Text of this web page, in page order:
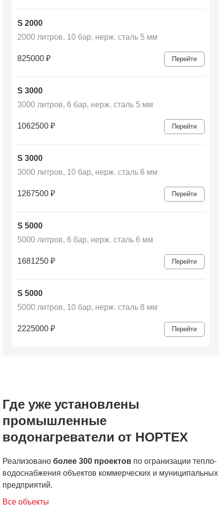
S 2000
2000 литров, 10 бар, нерж. сталь 5 мм
825000 ₽ Перейти
S 3000
3000 литров, 6 бар, нерж. сталь 5 мм
1062500 ₽ Перейти
S 3000
3000 литров, 10 бар, нерж. сталь 6 мм
1267500 ₽ Перейти
S 5000
5000 литров, 6 бар, нерж. сталь 6 мм
1681250 ₽ Перейти
S 5000
5000 литров, 10 бар, нерж. сталь 8 мм
2225000 ₽ Перейти
Где уже установлены
промышленные
водонагреватели от НОРТЕХ
Реализовано более 300 проектов по огранизации тепло-
водоснабжения объектов коммерческих и муниципальных
предприятий.
Все объекты